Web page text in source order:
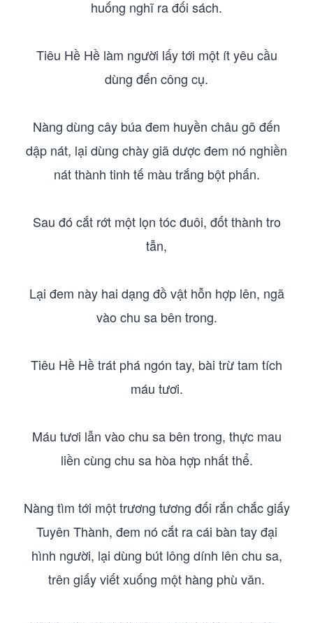
huống nghĩ ra đối sách.
Tiêu Hề Hề làm người lấy tới một ít yêu cầu
dùng đến công cụ.
Nàng dùng cây búa đem huyền châu gõ đến
dập nát, lại dùng chày giã dược đem nó nghiền
nát thành tinh tế màu trắng bột phấn.
Sau đó cắt rớt một lọn tóc đuôi, đốt thành tro
tẫn,
Lại đem này hai dạng đồ vật hỗn hợp lên, ngã
vào chu sa bên trong.
Tiêu Hề Hề trát phá ngón tay, bài trừ tam tích
máu tươi.
Máu tươi lẫn vào chu sa bên trong, thực mau
liền cùng chu sa hòa hợp nhất thể.
Nàng tìm tới một trương tương đối rắn chắc giấy
Tuyên Thành, đem nó cắt ra cái bàn tay đại
hình người, lại dùng bút lông dính lên chu sa,
trên giấy viết xuống một hàng phù văn.